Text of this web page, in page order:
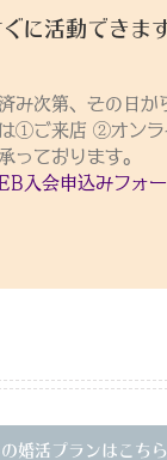
ぐに活動できま
み次第、その日か
①ご来店 ②オンラ
っております。
入会申込みフォ
婚活プランはこちら